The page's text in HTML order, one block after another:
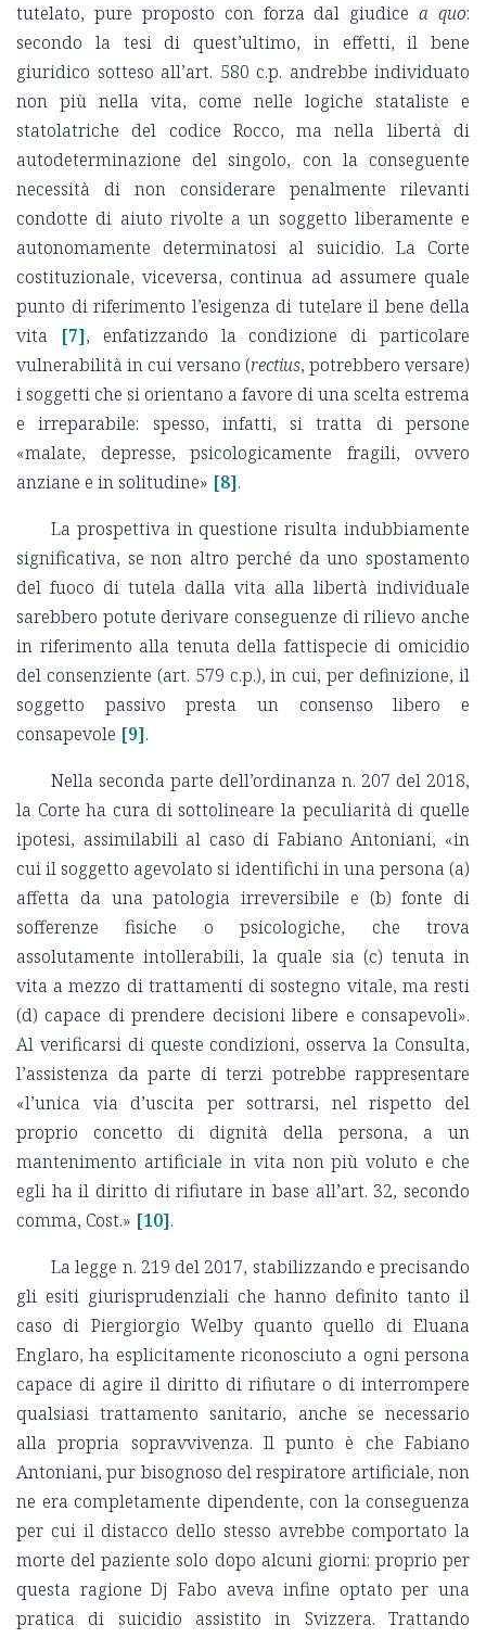
tutelato, pure proposto con forza dal giudicea quo:
secondo la tesi di quest’ultimo, in effetti, il bene
giuridico sotteso all’art. 580 c.p. andrebbe individuato
non più nella vita, come nelle logiche stataliste e
statolatriche del codice Rocco, ma nella libertà di
autodeterminazione del singolo, con la conseguente
necessità di non considerare penalmente rilevanti
condotte di aiuto rivolte a un soggetto liberamente e
autonomamente determinatosi al suicidio. La Corte
costituzionale, viceversa, continua ad assumere quale
punto di riferimento l’esigenza di tutelare il bene della
vita
[7], enfatizzando la condizione di particolare
vulnerabilità in cui versano (rectius, potrebbero versare)
i soggetti che si orientano a favore di una scelta estrema
e irreparabile: spesso, infatti, si tratta di persone
«malate, depresse, psicologicamente fragili, ovvero
anziane e in solitudine» [8].
La prospettiva in questione risulta indubbiamente
significativa, se non altro perché da uno spostamento
del fuoco di tutela dalla vita alla libertà individuale
sarebbero potute derivare conseguenze di rilievo anche
in riferimento alla tenuta della fattispecie di omicidio
del consenziente (art. 579 c.p.), in cui, per definizione, il
soggetto passivo presta un consenso libero e
consapevole [9].
Nella seconda parte dell’ordinanza n. 207 del 2018,
la Corte ha cura di sottolineare la peculiarità di quelle
ipotesi, assimilabili al caso di Fabiano Antoniani, «in
cui il soggetto agevolato si identifichi in una persona (a)
affetta da una patologia irreversibile e (b) fonte di
sofferenze fisiche o psicologiche, che trova
assolutamente intollerabili, la quale sia (c) tenuta in
vita a mezzo di trattamenti di sostegno vitale, ma resti
(d) capace di prendere decisioni libere e consapevoli».
Al verificarsi di queste condizioni, osserva la Consulta,
l’assistenza da parte di terzi potrebbe rappresentare
«l’unica via d’uscita per sottrarsi, nel rispetto del
proprio concetto di dignità della persona, a un
mantenimento artificiale in vita non più voluto e che
egli ha il diritto di rifiutare in base all’art. 32, secondo
comma, Cost.» [10].
La legge n. 219 del 2017, stabilizzando e precisando
gli esiti giurisprudenziali che hanno definito tanto il
caso di Piergiorgio Welby quanto quello di Eluana
Englaro, ha esplicitamente riconosciuto a ogni persona
capace di agire il diritto di rifiutare o di interrompere
qualsiasi trattamento sanitario, anche se necessario
alla propria sopravvivenza. Il punto è che Fabiano
Antoniani, pur bisognoso del respiratore artificiale, non
ne era completamente dipendente, con la conseguenza
per cui il distacco dello stesso avrebbe comportato la
morte del paziente solo dopo alcuni giorni: proprio per
questa ragione Dj Fabo aveva infine optato per una
pratica di suicidio assistito in Svizzera. Trattando